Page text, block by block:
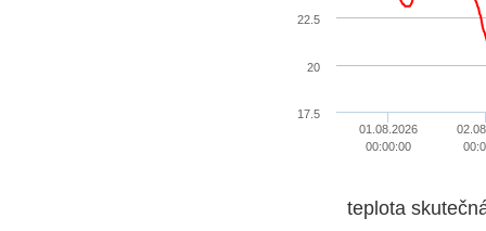
01.08.2026
00:00:00
17.5
20
22.5
teplota